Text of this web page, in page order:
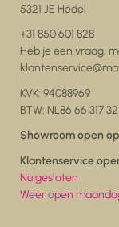
5321 JE Hedel
+31 850 601 828
Heb je een vraag,
KVK: 94088969
BTW: NL86 66 317 32
Showroom open
Klantenservice
Nu gesloten
Weer open